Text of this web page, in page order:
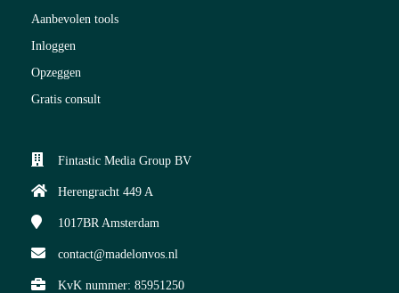
Aanbevolen tools
Inloggen
Opzeggen
Gratis consult
Fintastic Media Group BV
Herengracht 449 A
1017BR Amsterdam
contact@madelonvos.nl
KvK nummer: 85951250